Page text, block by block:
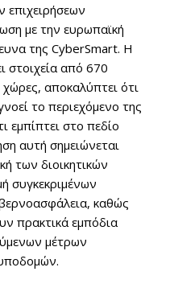
με την ευρωπαϊκή
της CyberSmart. Η
στοιχεία από 670
αποκαλύπτει ότι
το περιεχόμενο της
εμπίπτει στο πεδίο
αυτή σημειώνεται
των διοικητικών
συγκεκριμένων
καθώς
πρακτικά εμπόδια
μέτρων